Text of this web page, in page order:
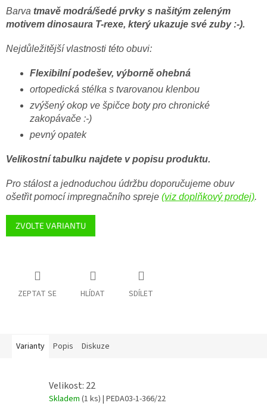
ZVOLTE VARIANTU
Barva tmavě modrá/šedé prvky s našitým zeleným
motivem dinosaura T-rexe, který ukazuje své zuby :-).
Nejdůležitější vlastnosti této obuvi:
Flexibilní podešev, výborně ohebná
ortopedická stélka s tvarovanou klenbou
zvýšený okop ve špičce boty pro chronické
zakopávače :-)
pevný opatek
Velikostní tabulku najdete v popisu produktu.
Pro stálost a jednoduchou údržbu doporučujeme obuv
ošetřit pomocí impregnačního spreje (viz doplňkový prodej).
ZEPTAT SE HLÍDAT SDÍLET
Varianty Popis Diskuze
Velikost: 22
Skladem (1 ks) | PEDA03-1-366/22